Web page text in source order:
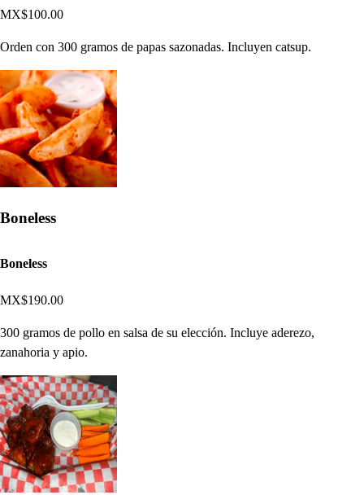
MX$100.00
Orden con 300 gramos de papas sazonadas. Incluyen catsup.
Boneless
Boneless
MX$190.00
300 gramos de pollo en salsa de su elección. Incluye aderezo,
zanahoria y apio.